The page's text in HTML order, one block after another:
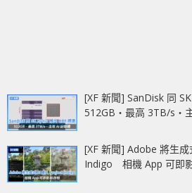
[XF 新聞] SanDisk 同
512GB‧最高 3TB/s‧
[XF 新聞] Adobe 將生
Indigo 相機 App 可即